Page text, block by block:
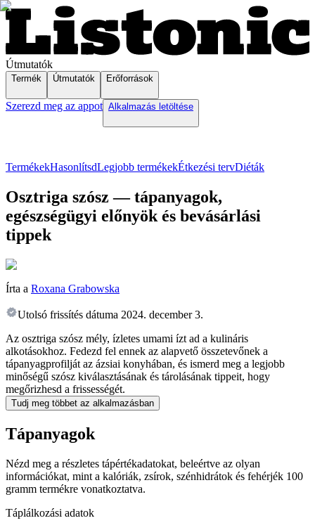
Útmutatók
Termék Útmutatók Erőforrások
Szerezd meg az appot Alkalmazás letöltése
TermékekHasonlítsdLegjobb termékekÉtkezési tervDiéták
Osztriga szósz — tápanyagok,
egészségügyi előnyök és bevásárlási
tippek
Írta a Roxana Grabowska
Utolsó frissítés dátuma 2024. december 3.
Az osztriga szósz mély, ízletes umami ízt ad a kulináris
alkotásokhoz. Fedezd fel ennek az alapvető összetevőnek a
tápanyagprofilját az ázsiai konyhában, és ismerd meg a legjobb
minőségű szósz kiválasztásának és tárolásának tippeit, hogy
megőrizhesd a frissességét.
Tudj meg többet az alkalmazásban
Tápanyagok
Nézd meg a részletes tápértékadatokat, beleértve az olyan
információkat, mint a kalóriák, zsírok, szénhidrátok és fehérjék 100
gramm termékre vonatkoztatva.
Táplálkozási adatok